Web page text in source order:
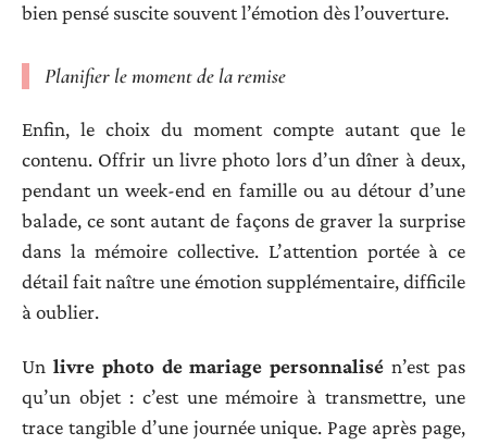
bien pensé suscite souvent l’émotion dès l’ouverture.
Planifier le moment de la remise
Enfin, le choix du moment compte autant que le
contenu. Offrir un livre photo lors d’un dîner à deux,
pendant un week-end en famille ou au détour d’une
balade, ce sont autant de façons de graver la surprise
dans la mémoire collective. L’attention portée à ce
détail fait naître une émotion supplémentaire, difficile
à oublier.
Un livre photo de mariage personnalisé n’est pas
qu’un objet : c’est une mémoire à transmettre, une
trace tangible d’une journée unique. Page après page,